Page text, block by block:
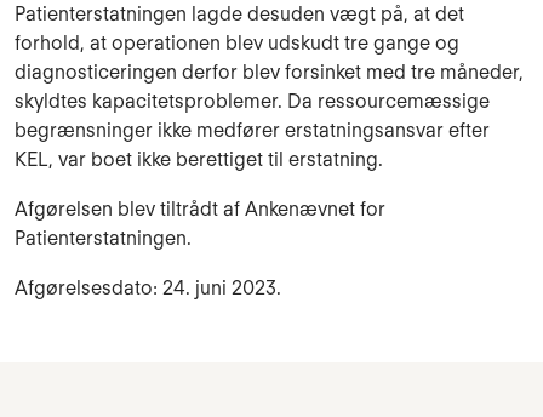
Patienterstatningen lagde desuden vægt på, at det
forhold, at operationen blev udskudt tre gange og
diagnosticeringen derfor blev forsinket med tre måneder,
skyldtes kapacitetsproblemer. Da ressourcemæssige
begrænsninger ikke medfører erstatningsansvar efter
KEL, var boet ikke berettiget til erstatning.
Afgørelsen blev tiltrådt af Ankenævnet for
Patienterstatningen.
Afgørelsesdato: 24. juni 2023.